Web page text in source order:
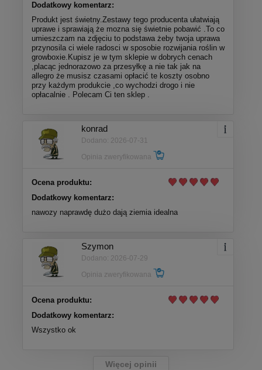
Dodatkowy komentarz:
Produkt jest świetny.Zestawy tego producenta ułatwiają
uprawe i sprawiają że mozna się świetnie pobawić .To co
umieszczam na zdjęciu to podstawa żeby twoja uprawa
przynosila ci wiele radosci w sposobie rozwijania roślin w
growboxie.Kupisz je w tym sklepie w dobrych cenach
,placąc jednorazowo za przesyłkę a nie tak jak na
allegro że musisz czasami opłacić te koszty osobno
przy każdym produkcie ,co wychodzi drogo i nie
opłacalnie . Polecam Ci ten sklep .
konrad
Dodano: 2026-07-31
Opinia zweryfikowana
Ocena produktu:
Dodatkowy komentarz:
nawozy naprawdę dużo dają ziemia idealna
Szymon
Dodano: 2026-07-29
Opinia zweryfikowana
Ocena produktu:
Dodatkowy komentarz:
Wszystko ok
Więcej opinii